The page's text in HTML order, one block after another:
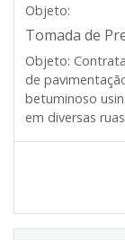
Objeto:
Tomada de
Objeto:
de
betuminoso
em diversas